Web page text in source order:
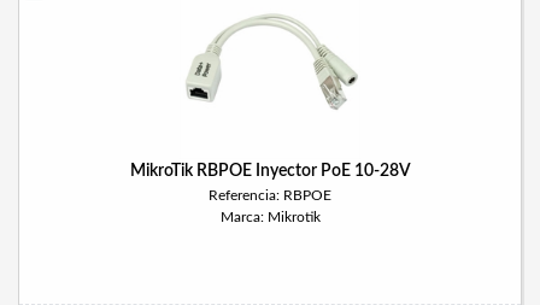
MikroTik RBPOE Inyector PoE 10-28V
Referencia: RBPOE
Marca: Mikrotik